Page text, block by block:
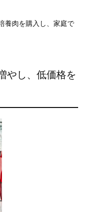
養肉を購入し、家庭で
やし、低価格を